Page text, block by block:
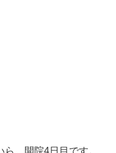
、開院4日目です。